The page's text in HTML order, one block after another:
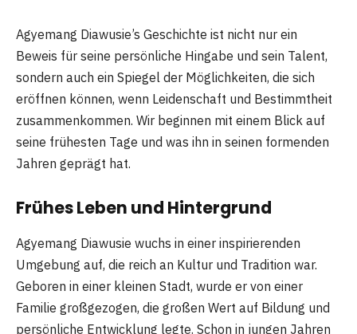
Agyemang Diawusie’s Geschichte ist nicht nur ein
Beweis für seine persönliche Hingabe und sein Talent,
sondern auch ein Spiegel der Möglichkeiten, die sich
eröffnen können, wenn Leidenschaft und Bestimmtheit
zusammenkommen. Wir beginnen mit einem Blick auf
seine frühesten Tage und was ihn in seinen formenden
Jahren geprägt hat.
Frühes Leben und Hintergrund
Agyemang Diawusie wuchs in einer inspirierenden
Umgebung auf, die reich an Kultur und Tradition war.
Geboren in einer kleinen Stadt, wurde er von einer
Familie großgezogen, die großen Wert auf Bildung und
persönliche Entwicklung legte. Schon in jungen Jahren